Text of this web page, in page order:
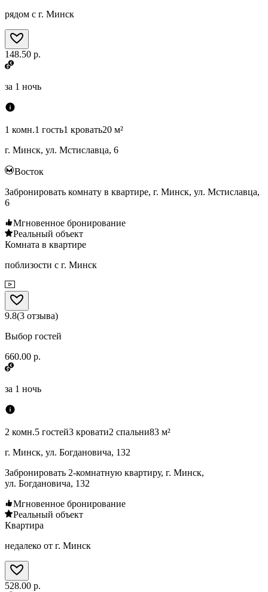
рядом с г. Минск
148.50 р.
за 1 ночь
1 комн.1 гость1 кровать20 м²
г. Минск, ул. Мстиславца, 6
Восток
Забронировать комнату в квартире, г. Минск, ул. Мстиславца,
6
Мгновенное бронирование
Реальный объект
Комната в квартире
поблизости с г. Минск
9.8(3 отзыва)
Выбор гостей
660.00 р.
за 1 ночь
2 комн.5 гостей3 кровати2 спальни83 м²
г. Минск, ул. Богдановича, 132
Забронировать 2-комнатную квартиру, г. Минск,
ул. Богдановича, 132
Мгновенное бронирование
Реальный объект
Квартира
недалеко от г. Минск
528.00 р.